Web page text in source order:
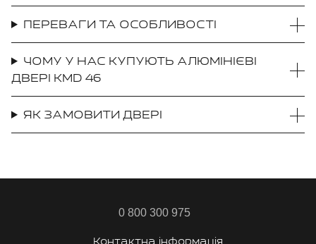
ПЕРЕВАГИ ТА ОСОБЛИВОСТІ
ЧОМУ У НАС КУПУЮТЬ АЛЮМІНІЄВІ
ДВЕРІ KMD 46
ЯК ЗАМОВИТИ ДВЕРІ
0 800 300 975
Контактна інформація